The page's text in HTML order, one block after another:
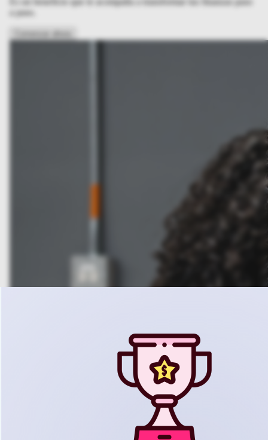
a paso.
Comenzar ahora